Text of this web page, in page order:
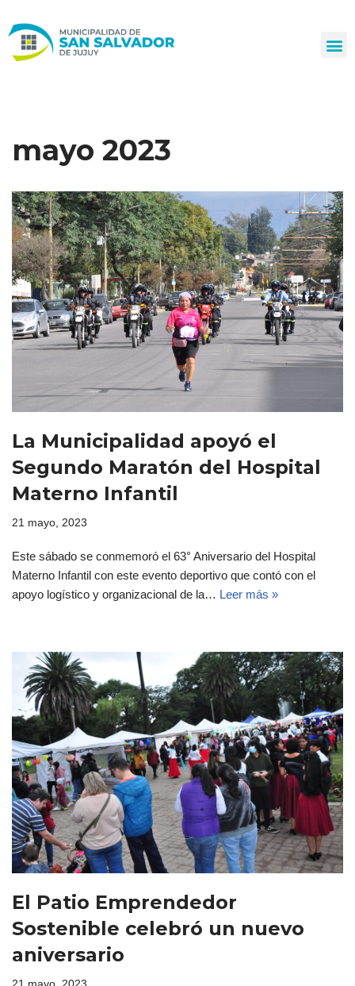
al
mayo 2023
La Municipalidad apoyó el
Segundo Maratón del Hospital
Materno Infantil
21 mayo, 2023
Este sábado se conmemoró el 63° Aniversario del Hospital
Materno Infantil con este evento deportivo que contó con el
apoyo logístico y organizacional de la… Leer más »
El Patio Emprendedor
Sostenible celebró un nuevo
aniversario